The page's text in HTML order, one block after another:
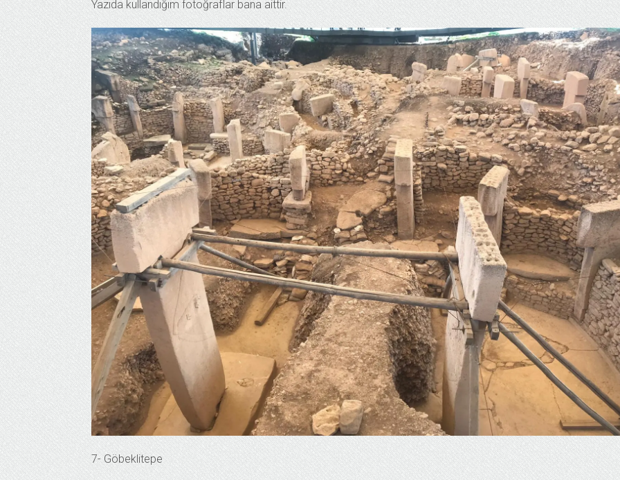
Yazıda kullandığım fotoğraflar bana aittir.
7- Göbeklitepe